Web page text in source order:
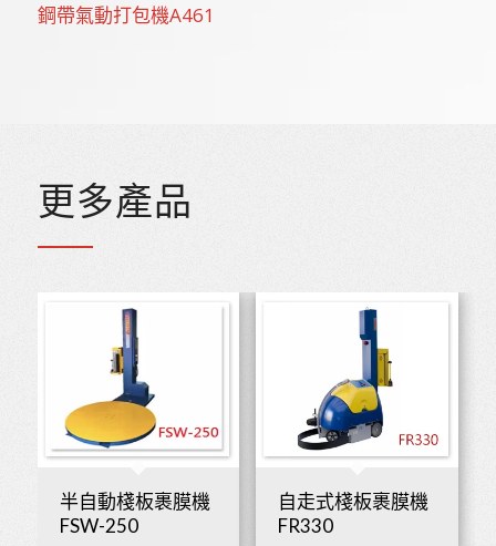
鋼帶氣動打包機A461
更多產品
半自動棧板裹膜機
FSW-250
自走式棧板裹膜機
FR330